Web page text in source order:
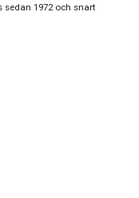
1972 och snart